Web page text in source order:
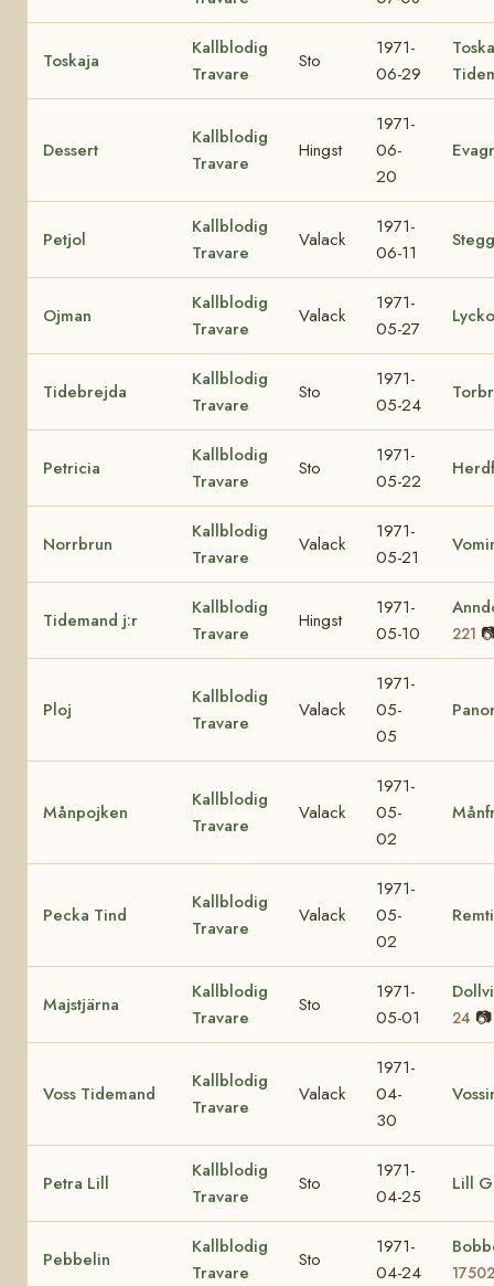
Toskaja
Kallblodig
Travare
Sto
1971-
06-29
Toska
Dessert
Kallblodig
Travare
Hingst
1971-
06-
20
Petjol
Kallblodig
Travare
Valack
1971-
06-11
Ojman
Kallblodig
Travare
Valack
1971-
05-27
Tidebrejda
Kallblodig
Travare
Sto
1971-
05-24
Petricia
Kallblodig
Travare
Sto
1971-
05-22
Norrbrun
Kallblodig
Travare
Valack
1971-
05-21
Tidemand j:r
Kallblodig
Travare
Hingst
1971-
05-10
221
Ploj
Kallblodig
Travare
Valack
1971-
05-
05
Månpojken
Kallblodig
Travare
Valack
1971-
05-
02
Pecka Tind
Kallblodig
Travare
Valack
1971-
05-
02
Majstjärna
Kallblodig
Travare
Sto
1971-
05-01
24 📷
Voss Tidemand
Kallblodig
Travare
Valack
1971-
04-
30
Petra Lill
Kallblodig
Travare
Sto
1971-
04-25
Lill
Pebbelin
Kallblodig
Travare
Sto
1971-
04-24
17502